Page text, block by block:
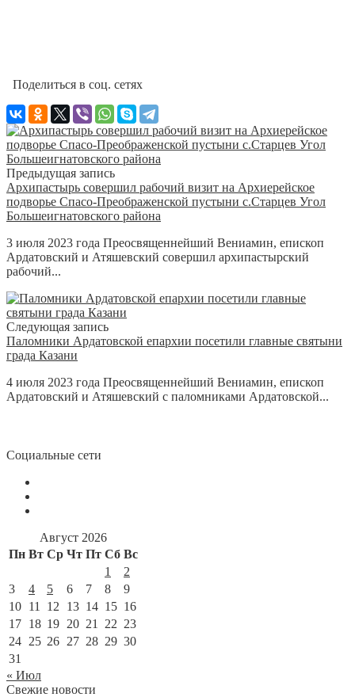
Поделиться в соц. сетях
Предыдущая запись
Архипастырь совершил рабочий визит на Архиерейское
подворье Спасо-Преображенской пустыни с.Старцев Угол
Большеигнатовского района
3 июля 2023 года Преосвященнейший Вениамин, епископ
Ардатовский и Атяшевский совершил архипастырский
рабочий...
Следующая запись
Паломники Ардатовской епархии посетили главные святыни
града Казани
4 июля 2023 года Преосвященнейший Вениамин, епископ
Ардатовский и Атяшевский с паломниками Ардатовской...
Социальные сети
Август 2026
Пн Вт Ср Чт Пт Сб Вс
1
2
3
4 5 6 7 8
9
10 11 12 13 14 15 16
17 18 19 20 21 22 23
24 25 26 27 28 29 30
31
« Июл
Свежие новости